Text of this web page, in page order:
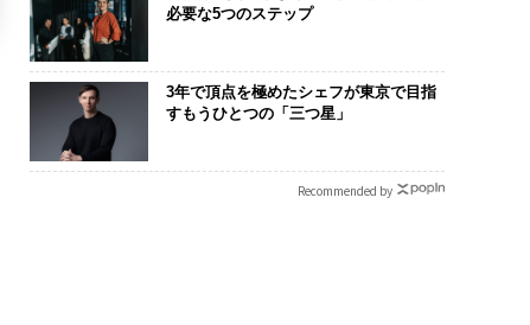
必要な5つのステップ
3年で頂点を極めたシェフが東京で目指
すもうひとつの「三つ星」
Recommended by